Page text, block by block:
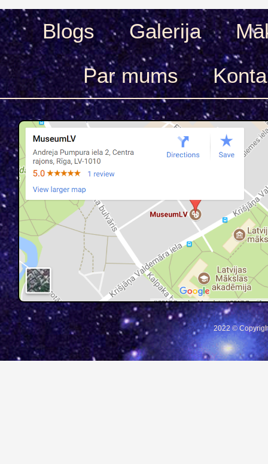
Blogs Galerija
Par mums
2022 ©